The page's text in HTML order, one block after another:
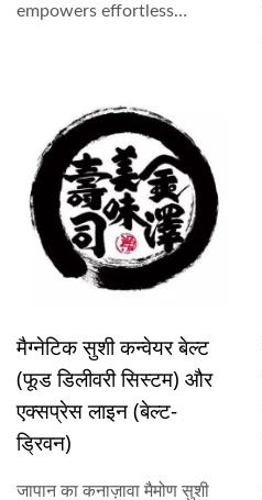
empowers effortless
मैग्नेटिक सुशी कन्वेयर बेल्ट
(फूड डिलीवरी सिस्टम) और
एक्सप्रेस लाइन (बेल्ट-
ड्रिवन)
जापान का कनाज़ावा मैमोण सुशी